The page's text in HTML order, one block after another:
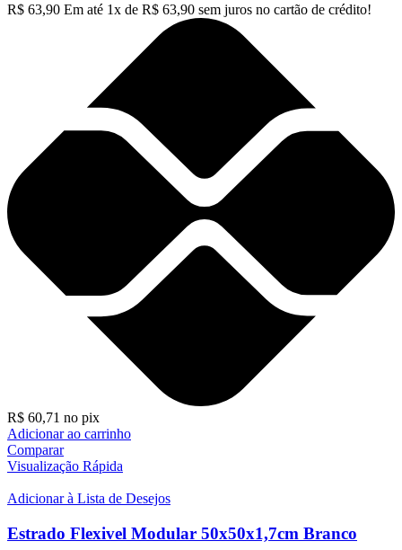
R$ 63,90 Em até 1x de R$ 63,90 sem juros no cartão de crédito!
R$ 60,71 no pix
Adicionar ao carrinho
Comparar
Visualização Rápida
Adicionar à Lista de Desejos
Estrado Flexivel Modular 50x50x1,7cm Branco